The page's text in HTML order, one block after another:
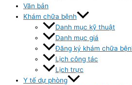
Văn bản
Khám chữa bệnh
Danh mục kỹ thuật
Danh mục giá
Đăng ký khám chữa
Lịch công tác
Lịch trực
Y tế dự phòng